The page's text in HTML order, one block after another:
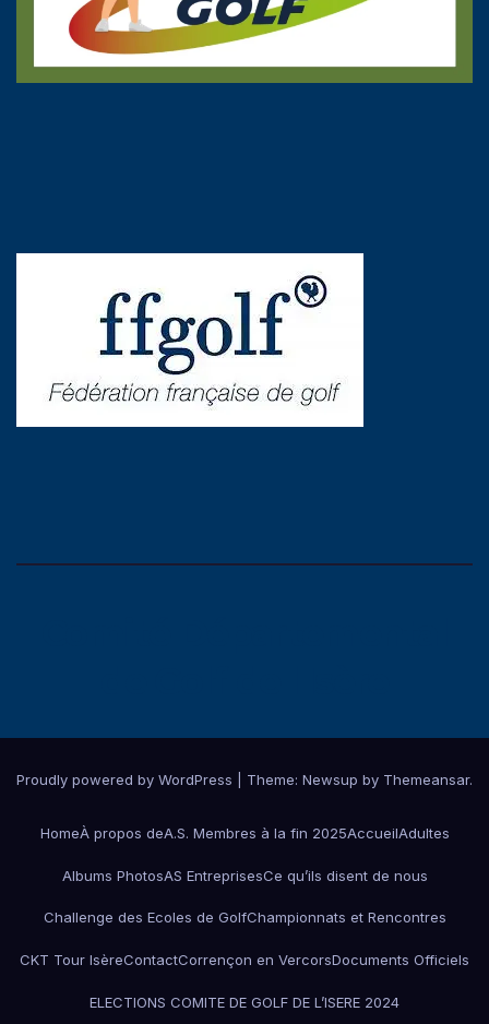
Proudly powered by WordPress Theme: Newsup by Themeansar.
HomeÀ propos deA.S. Membres à la fin 2025AccueilAdultes
Albums PhotosAS EntreprisesCe qu’ils disent de nous
Challenge des Ecoles de GolfChampionnats et Rencontres
CKT Tour IsèreContactCorrençon en VercorsDocuments Officiels
ELECTIONS COMITE DE GOLF DE L’ISERE 2024